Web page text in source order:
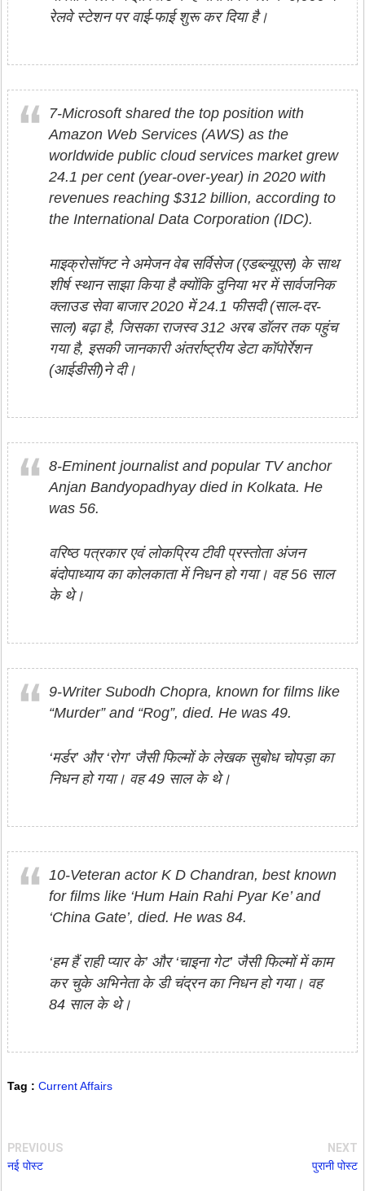
रेलवे स्टेशन पर वाई-फाई शुरू कर दिया है।
7-Microsoft shared the top position with
Amazon Web Services (AWS) as the
worldwide public cloud services market grew
24.1 per cent (year-over-year) in 2020 with
revenues reaching $312 billion, according to
the International Data Corporation (IDC).
माइक्रोसॉफ्ट ने अमेजन वेब सर्विसेज (एडब्ल्यूएस) के साथ
शीर्ष स्थान साझा किया है क्योंकि दुनिया भर में सार्वजनिक
क्लाउड सेवा बाजार 2020 में 24.1 फीसदी (साल-दर-
साल) बढ़ा है, जिसका राजस्व 312 अरब डॉलर तक पहुंच
गया है, इसकी जानकारी अंतर्राष्ट्रीय डेटा कॉपोर्रेशन
(आईडीसी)ने दी।
8-Eminent journalist and popular TV anchor
Anjan Bandyopadhyay died in Kolkata. He
was 56.
वरिष्ठ पत्रकार एवं लोकप्रिय टीवी प्रस्तोता अंजन
बंदोपाध्याय का कोलकाता में निधन हो गया। वह 56 साल
के थे।
9-Writer Subodh Chopra, known for films like
“Murder” and “Rog”, died. He was 49.
‘मर्डर’ और ‘रोग’ जैसी फिल्मों के लेखक सुबोध चोपड़ा का
निधन हो गया। वह 49 साल के थे।
10-Veteran actor K D Chandran, best known
for films like ‘Hum Hain Rahi Pyar Ke’ and
‘China Gate’, died. He was 84.
‘हम हैं राही प्यार के’ और ‘चाइना गेट’ जैसी फिल्मों में काम
कर चुके अभिनेता के डी चंद्रन का निधन हो गया। वह
84 साल के थे।
Tag : Current Affairs
PREVIOUS
नई पोस्ट
NEXT
पुरानी पोस्ट